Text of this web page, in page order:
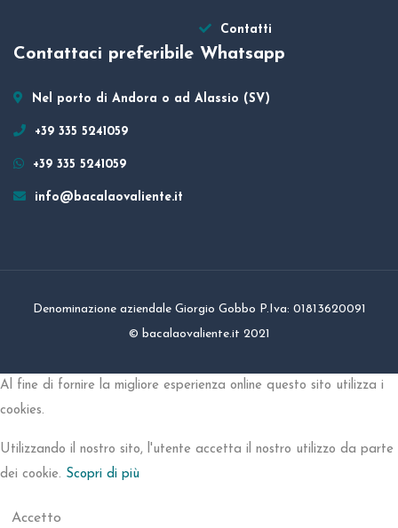
Contatti
Contattaci preferibile Whatsapp
Nel porto di Andora o ad Alassio (SV)
+39 335 5241059
+39 335 5241059
info@bacalaovaliente.it
Denominazione aziendale Giorgio Gobbo P.Iva: 01813620091
© bacalaovaliente.it 2021
Al fine di fornire la migliore esperienza online questo sito utilizza i
cookies.
Utilizzando il nostro sito, l'utente accetta il nostro utilizzo da parte
dei cookie. Scopri di più
Accetto